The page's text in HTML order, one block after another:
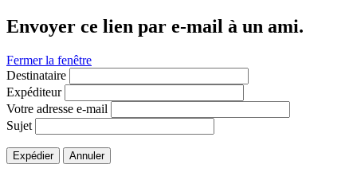
Envoyer ce lien par e-mail à un ami.
Fermer la fenêtre
Destinataire
Expéditeur
Votre adresse e-mail
Sujet
Expédier Annuler